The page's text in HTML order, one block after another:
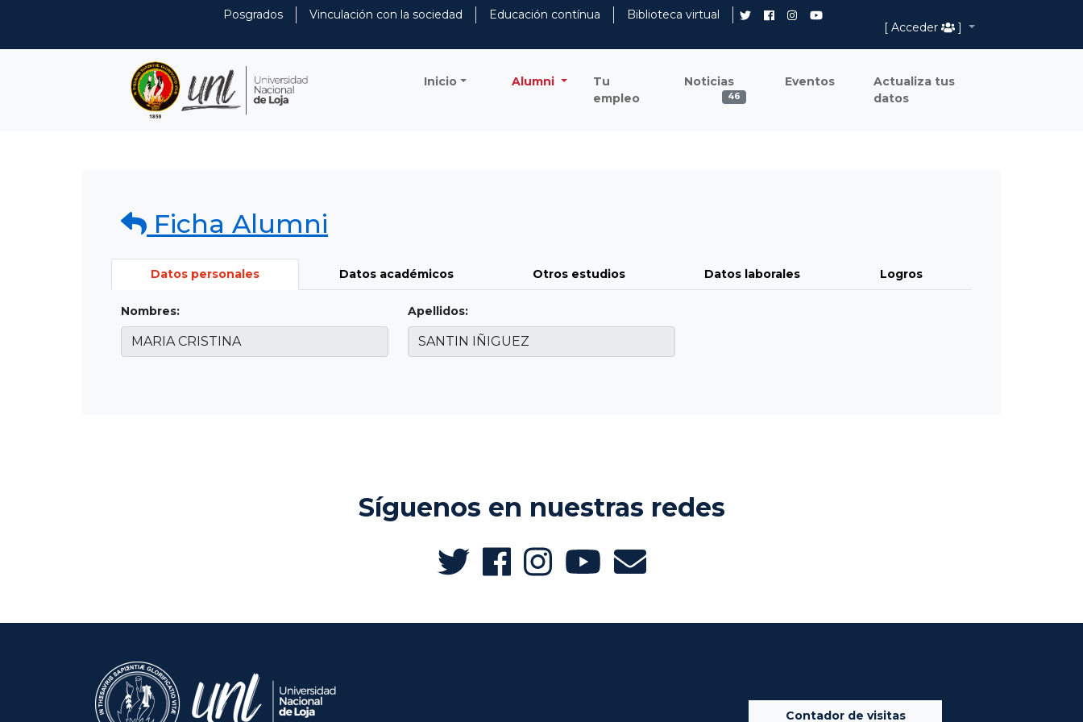
Posgrados Vinculación con la sociedad Educación contínua
Biblioteca virtual
[ Acceder
]
Inicio Alumni
Tu
empleo
Noticias
46
Eventos
Actualiza tus
datos
Ficha Alumni
Datos personales Datos académicos Otros estudios Datos laborales Logros
Nombres: Apellidos:
Síguenos en nuestras redes
Contador de visitas